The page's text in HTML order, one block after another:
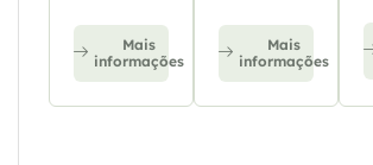
Mais
informações
Mais
informações